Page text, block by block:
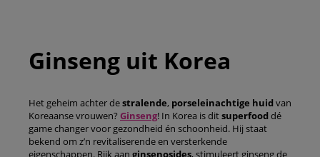
Ginseng uit Korea
Het geheim achter destralende, porseleinachtige huidvan
Koreaanse vrouwen? Ginseng! In Korea is ditsuperfooddé
game changer voor gezondheid én schoonheid. Hij staat
bekend om z’n revitaliserende en versterkende
eigenschappen. Rijk aan ginsenosides, stimuleert ginseng de